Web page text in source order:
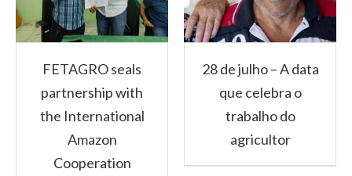
FETAGRO seals
partnership with
the International
Amazon
Cooperation
28 de julho – A data
que celebra o
trabalho do
agricultor